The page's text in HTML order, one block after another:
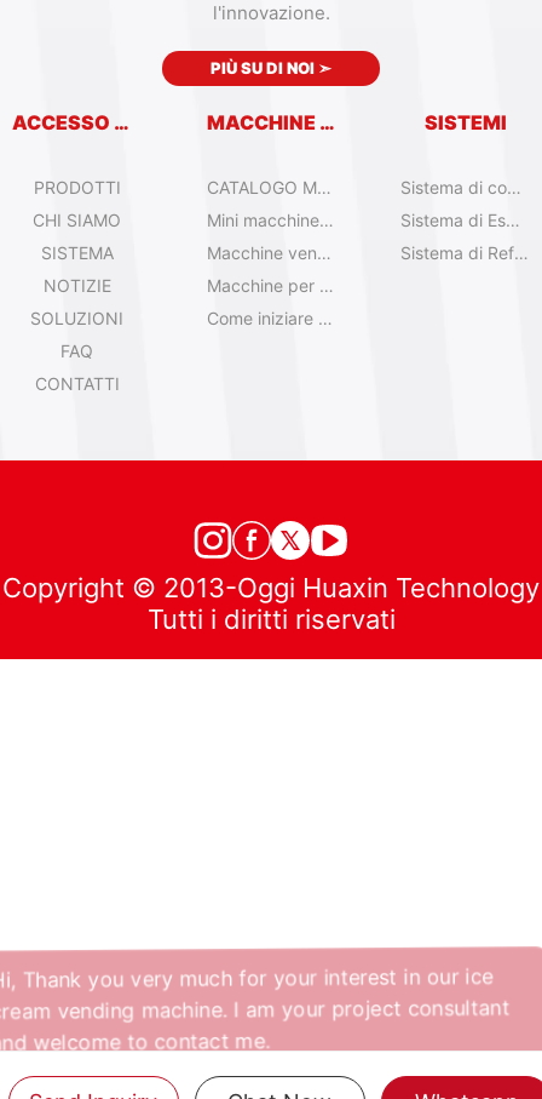
l'innovazione.
PIÙ SU DI NOI ➣
ACCESSO RAPIDO
PRODOTTI
CHI SIAMO
SISTEMA
NOTIZIE
SOLUZIONI
FAQ
CONTATTI
MACCHINE VENDITRICI
CATALOGO MACCHINE VENDITRICI
Mini macchine per gelato da tavolo
Macchine venditrici di gelato Olala
Macchine per gelato IYogurt
Come iniziare con il gelato automatico?
SISTEMI
Sistema di controllo remoto
Sistema di Espansione
Sistema di Refrigerazione
Copyright © 2013-Oggi Huaxin Technology
Tutti i diritti riservati
Hi, Thank you very much for your interest in our ice
cream vending machine. I am your project consultant
and welcome to contact me.